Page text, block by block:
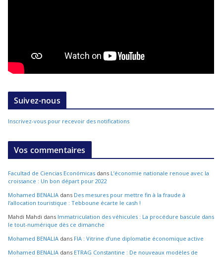
Suivez-nous
Inscrivez-vous pour recevoir des notifications
Vos commentaires
Facultad de Ciencias Económicas dans L’économie nationale renoue avec la
croissance : Un bon départ pour 2022
Mohamed BENALIA dans Des mesures pour mettre fin à la fraude à
l’allocation touristique : Tebboune écarte le cash !
Mahdi Mahdi dans Immatriculation des véhicules : La procédure bascule dans
le tout-numérique dès ce dimanche
Mohamed BENALIA dans FIA : Vitrine d’une diplomatie économique active
Mohamed BENALIA dans ETRAG Constantine : De nouveaux modèles de